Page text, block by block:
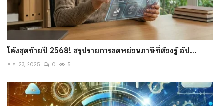
โค้งสุดท้ายปี 2568! สรุปรายการลดหย่อนภาษีที่ต้องรู้ อัป...
ธ.ค. 23, 2025 0 5